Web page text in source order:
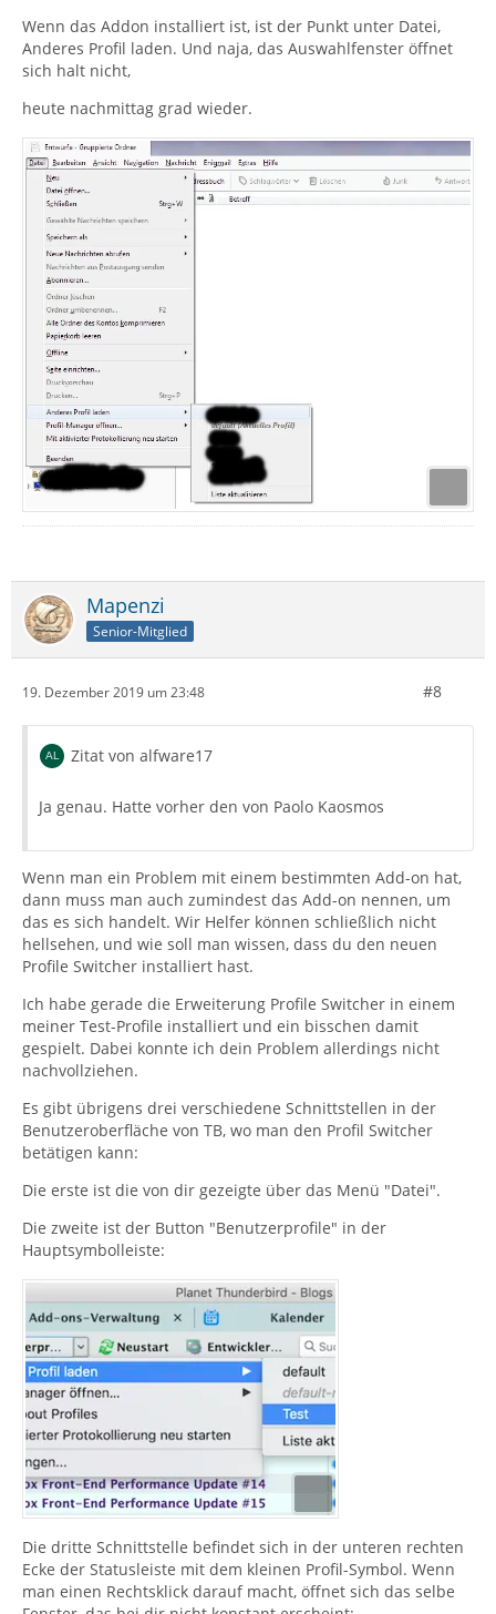
Wenn das Addon installiert ist, ist der Punkt unter Datei,
Anderes Profil laden. Und naja, das Auswahlfenster öffnet
sich halt nicht,
heute nachmittag grad wieder.
Mapenzi
Senior-Mitglied
19. Dezember 2019 um 23:48 #8
Zitat von alfware17
Ja genau. Hatte vorher den von Paolo Kaosmos
Wenn man ein Problem mit einem bestimmten Add-on hat,
dann muss man auch zumindest das Add-on nennen, um
das es sich handelt. Wir Helfer können schließlich nicht
hellsehen, und wie soll man wissen, dass du den neuen
Profile Switcher installiert hast.
Ich habe gerade die Erweiterung Profile Switcher in einem
meiner Test-Profile installiert und ein bisschen damit
gespielt. Dabei konnte ich dein Problem allerdings nicht
nachvollziehen.
Es gibt übrigens drei verschiedene Schnittstellen in der
Benutzeroberfläche von TB, wo man den Profil Switcher
betätigen kann:
Die erste ist die von dir gezeigte über das Menü "Datei".
Die zweite ist der Button "Benutzerprofile" in der
Hauptsymbolleiste:
Die dritte Schnittstelle befindet sich in der unteren rechten
Ecke der Statusleiste mit dem kleinen Profil-Symbol. Wenn
man einen Rechtsklick darauf macht, öffnet sich das selbe